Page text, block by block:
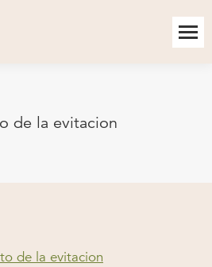
de la evitacion
de la evitacion